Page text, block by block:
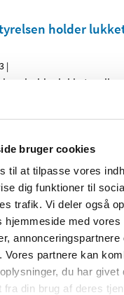
bruger cookies
til at tilpasse vores
dig funktioner til
trafik. Vi deler også
hjemmeside med vores
annonceringspartnere
Vores partnere kan
du har givet
fra din brug af deres
holder
|
holder lukket mellem
2023 til mandag
|
tilgå DKMAnet via MitID.
formularer er i
bemærket det. Vi har
så det